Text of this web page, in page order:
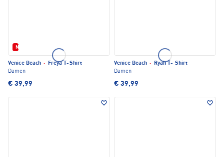
Neu
Venice Beach ·
Freya T-Shirt
Damen
€ 39,99
Venice Beach ·
Ryah T- Shirt
Damen
€ 39,99